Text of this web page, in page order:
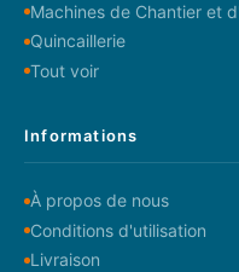
Machines de Chantier et
Quincaillerie
Tout voir
Informations
À propos de nous
Conditions d'utilisation
Livraison